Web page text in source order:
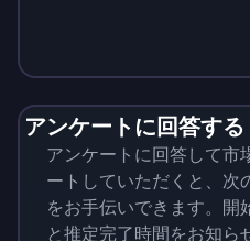
アンケートに回答する
アンケートに回答して市
ートしていただくと、
をお手伝いできます。開
と推定完了時間をお知ら